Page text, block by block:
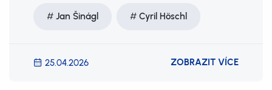
Jan Šinágl Cyril Höschl
25.04.2026 ZOBRAZIT VÍCE